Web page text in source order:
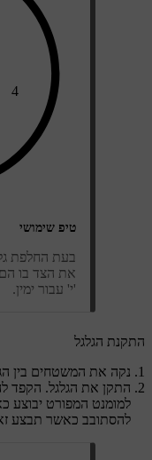
טיפ שימושי
בעת החלפת
את הצד בו
'י' עבור ימין.
התקנת הגלגל
נקה את המשטחים בין
התקן את הגלגל. הקפד
למומנט המפורט יבוצע
להסתובב כאשר תבצע
4